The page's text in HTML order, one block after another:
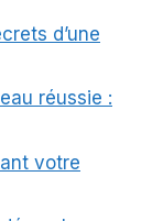
d’une
réussie :
votre